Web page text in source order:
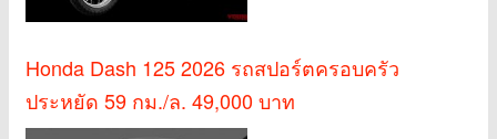
Honda Dash 125 2026 รถสปอร์ตครอบครัว
ประหยัด 59 กม./ล. 49,000 บาท